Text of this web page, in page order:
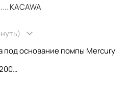
KACAWA
под основание помпы Mercury